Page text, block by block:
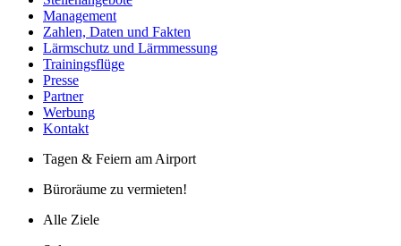
Unternehmen
News
Stellenangebote
Management
Zahlen, Daten und Fakten
Lärmschutz und Lärmmessung
Trainingsflüge
Presse
Partner
Werbung
Kontakt
Tagen & Feiern am Airport